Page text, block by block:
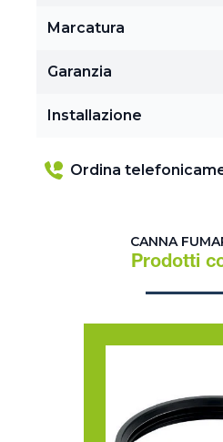
Marcatura
Garanzia
Installazione
Ordina
CANNA
Prodotti